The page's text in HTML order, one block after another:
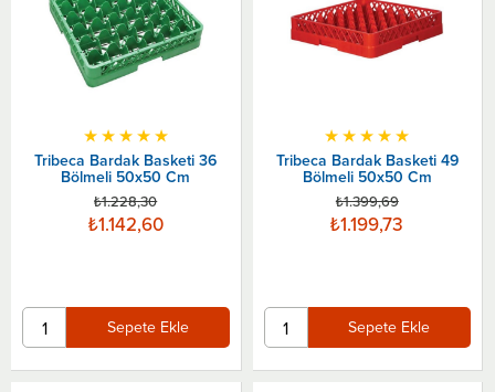
Tribeca Bardak Basketi 36
Bölmeli 50x50 Cm
★★★★★
₺1.142,60
₺1.228,30
Sepete Ekle
Tribeca Bardak Basketi 49
Bölmeli 50x50 Cm
★★★★★
₺1.199,73
₺1.399,69
Sepete Ekle